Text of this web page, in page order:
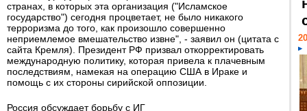
странах, в которых эта организация ("Исламское
государство") сегодня процветает, не было никакого
терроризма до того, как произошло совершенно
неприемлемое вмешательство извне", - заявил он (цитата с
сайта Кремля). Президент РФ призвал откорректировать
международную политику, которая привела к плачевным
последствиям, намекая на операцию США в Ираке и
помощь с их стороны сирийской оппозиции.
Россия обсуждает борьбу с ИГ